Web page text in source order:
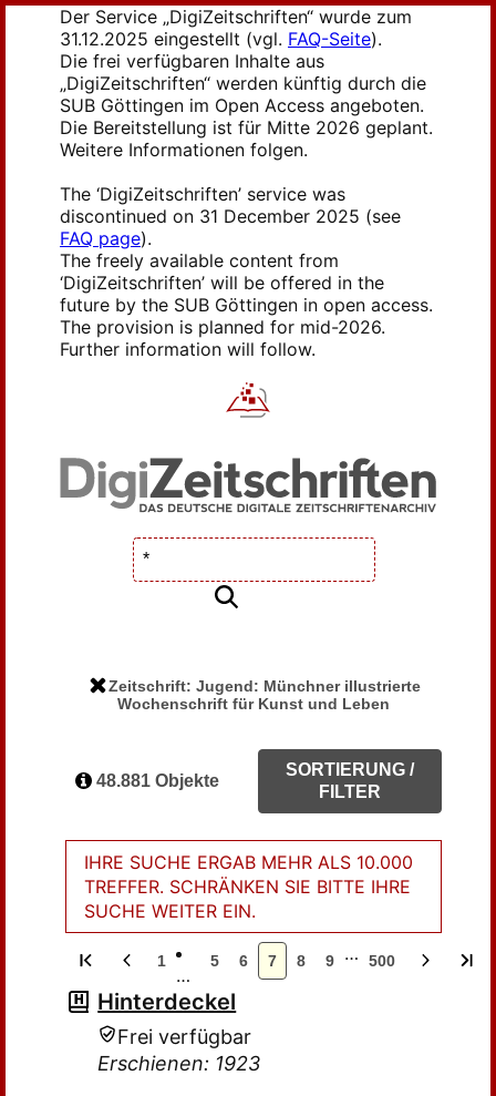
Der Service „DigiZeitschriften“ wurde zum
31.12.2025 eingestellt (vgl. FAQ-Seite).
Die frei verfügbaren Inhalte aus
„DigiZeitschriften“ werden künftig durch die
SUB Göttingen im Open Access angeboten.
Die Bereitstellung ist für Mitte 2026 geplant.
Weitere Informationen folgen.
The ‘DigiZeitschriften’ service was
discontinued on 31 December 2025 (see
FAQ page).
The freely available content from
‘DigiZeitschriften’ will be offered in the
future by the SUB Göttingen in open access.
The provision is planned for mid-2026.
Further information will follow.
Zeitschrift: Jugend: Münchner illustrierte
Wochenschrift für Kunst und Leben
48.881 Objekte
SORTIERUNG /
FILTER
IHRE SUCHE ERGAB MEHR ALS 10.000
TREFFER. SCHRÄNKEN SIE BITTE IHRE
SUCHE WEITER EIN.
1
…
5 6 7 8 9 … 500
Hinterdeckel
Frei verfügbar
Erschienen: 1923